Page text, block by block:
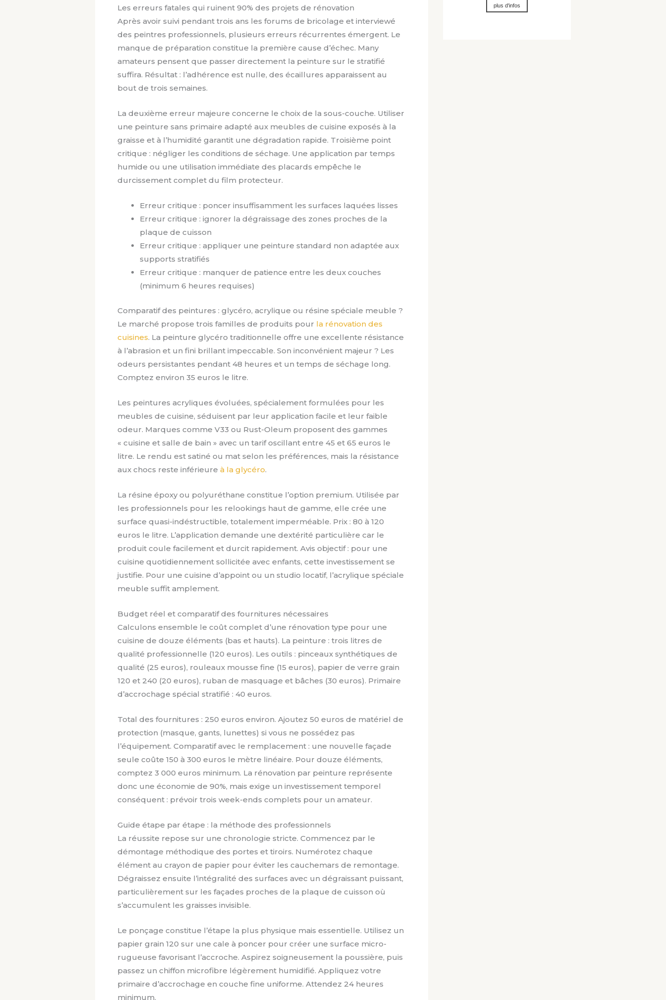
Les erreurs fatales qui ruinent 90% des projets de rénovation
Après avoir suivi pendant trois ans les forums de bricolage et interviewé
des peintres professionnels, plusieurs erreurs récurrentes émergent. Le
manque de préparation constitue la première cause d’échec. Many
amateurs pensent que passer directement la peinture sur le stratifié
suffira. Résultat : l’adhérence est nulle, des écaillures apparaissent au
bout de trois semaines.
La deuxième erreur majeure concerne le choix de la sous-couche. Utiliser
une peinture sans primaire adapté aux meubles de cuisine exposés à la
graisse et à l’humidité garantit une dégradation rapide. Troisième point
critique : négliger les conditions de séchage. Une application par temps
humide ou une utilisation immédiate des placards empêche le
durcissement complet du film protecteur.
Erreur critique : poncer insuffisamment les surfaces laquées lisses
Erreur critique : ignorer la dégraissage des zones proches de la
plaque de cuisson
Erreur critique : appliquer une peinture standard non adaptée aux
supports stratifiés
Erreur critique : manquer de patience entre les deux couches
(minimum 6 heures requises)
Comparatif des peintures : glycéro, acrylique ou résine spéciale meuble ?
Le marché propose trois familles de produits pour la rénovation des
cuisines. La peinture glycéro traditionnelle offre une excellente résistance
à l’abrasion et un fini brillant impeccable. Son inconvénient majeur ? Les
odeurs persistantes pendant 48 heures et un temps de séchage long.
Comptez environ 35 euros le litre.
Les peintures acryliques évoluées, spécialement formulées pour les
meubles de cuisine, séduisent par leur application facile et leur faible
odeur. Marques comme V33 ou Rust-Oleum proposent des gammes
« cuisine et salle de bain » avec un tarif oscillant entre 45 et 65 euros le
litre. Le rendu est satiné ou mat selon les préférences, mais la résistance
aux chocs reste inférieure à la glycéro.
La résine époxy ou polyuréthane constitue l’option premium. Utilisée par
les professionnels pour les relookings haut de gamme, elle crée une
surface quasi-indéstructible, totalement imperméable. Prix : 80 à 120
euros le litre. L’application demande une dextérité particulière car le
produit coule facilement et durcit rapidement. Avis objectif : pour une
cuisine quotidiennement sollicitée avec enfants, cette investissement se
justifie. Pour une cuisine d’appoint ou un studio locatif, l’acrylique spéciale
meuble suffit amplement.
Budget réel et comparatif des fournitures nécessaires
Calculons ensemble le coût complet d’une rénovation type pour une
cuisine de douze éléments (bas et hauts). La peinture : trois litres de
qualité professionnelle (120 euros). Les outils : pinceaux synthétiques de
qualité (25 euros), rouleaux mousse fine (15 euros), papier de verre grain
120 et 240 (20 euros), ruban de masquage et bâches (30 euros). Primaire
d’accrochage spécial stratifié : 40 euros.
Total des fournitures : 250 euros environ. Ajoutez 50 euros de matériel de
protection (masque, gants, lunettes) si vous ne possédez pas
l’équipement. Comparatif avec le remplacement : une nouvelle façade
seule coûte 150 à 300 euros le mètre linéaire. Pour douze éléments,
comptez 3 000 euros minimum. La rénovation par peinture représente
donc une économie de 90%, mais exige un investissement temporel
conséquent : prévoir trois week-ends complets pour un amateur.
Guide étape par étape : la méthode des professionnels
La réussite repose sur une chronologie stricte. Commencez par le
démontage méthodique des portes et tiroirs. Numérotez chaque
élément au crayon de papier pour éviter les cauchemars de remontage.
Dégraissez ensuite l’intégralité des surfaces avec un dégraissant puissant,
particulièrement sur les façades proches de la plaque de cuisson où
s’accumulent les graisses invisible.
Le ponçage constitue l’étape la plus physique mais essentielle. Utilisez un
papier grain 120 sur une cale à poncer pour créer une surface micro-
rugueuse favorisant l’accroche. Aspirez soigneusement la poussière, puis
passez un chiffon microfibre légèrement humidifié. Appliquez votre
primaire d’accrochage en couche fine uniforme. Attendez 24 heures
minimum.
plus d'infos